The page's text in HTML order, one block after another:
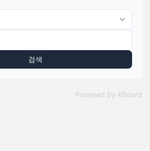
검색
Powered by KBoard